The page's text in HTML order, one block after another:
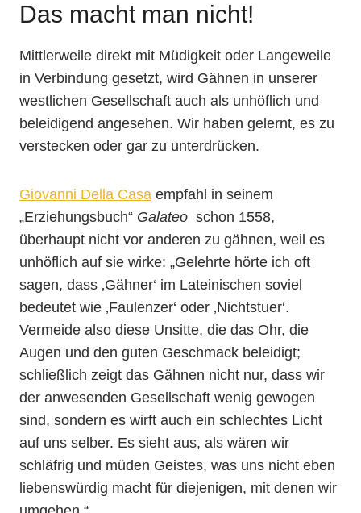
Das macht man nicht!
Mittlerweile direkt mit Müdigkeit oder Langeweile
in Verbindung gesetzt, wird Gähnen in unserer
westlichen Gesellschaft auch als unhöflich und
beleidigend angesehen. Wir haben gelernt, es zu
verstecken oder gar zu unterdrücken.
Giovanni Della Casa empfahl in seinem
„Erziehungsbuch“ Galateo schon 1558,
überhaupt nicht vor anderen zu gähnen, weil es
unhöflich auf sie wirke: „Gelehrte hörte ich oft
sagen, dass ‚Gähner‘ im Lateinischen soviel
bedeutet wie ‚Faulenzer‘ oder ‚Nichtstuer‘.
Vermeide also diese Unsitte, die das Ohr, die
Augen und den guten Geschmack beleidigt;
schließlich zeigt das Gähnen nicht nur, dass wir
der anwesenden Gesellschaft wenig gewogen
sind, sondern es wirft auch ein schlechtes Licht
auf uns selber. Es sieht aus, als wären wir
schläfrig und müden Geistes, was uns nicht eben
liebenswürdig macht für diejenigen, mit denen wir